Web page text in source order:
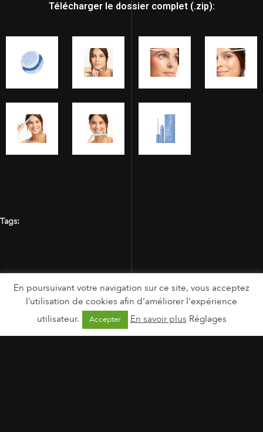
Télécharger le dossier complet (.zip):
Tags:
En poursuivant votre navigation sur ce site, vous acceptez
l’utilisation de cookies afin d'améliorer l'expérience
utilisateur.
Accepter En savoir plus Réglages